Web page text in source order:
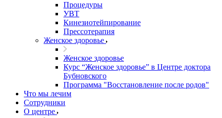
Процедуры
УВТ
Кинезиотейпирование
Прессотерапия
Женское здоровье
Женское здоровье
Курс “Женское здоровье” в Центре доктора
Бубновского
Программа "Восстановление после родов"
Что мы лечим
Сотрудники
О центре